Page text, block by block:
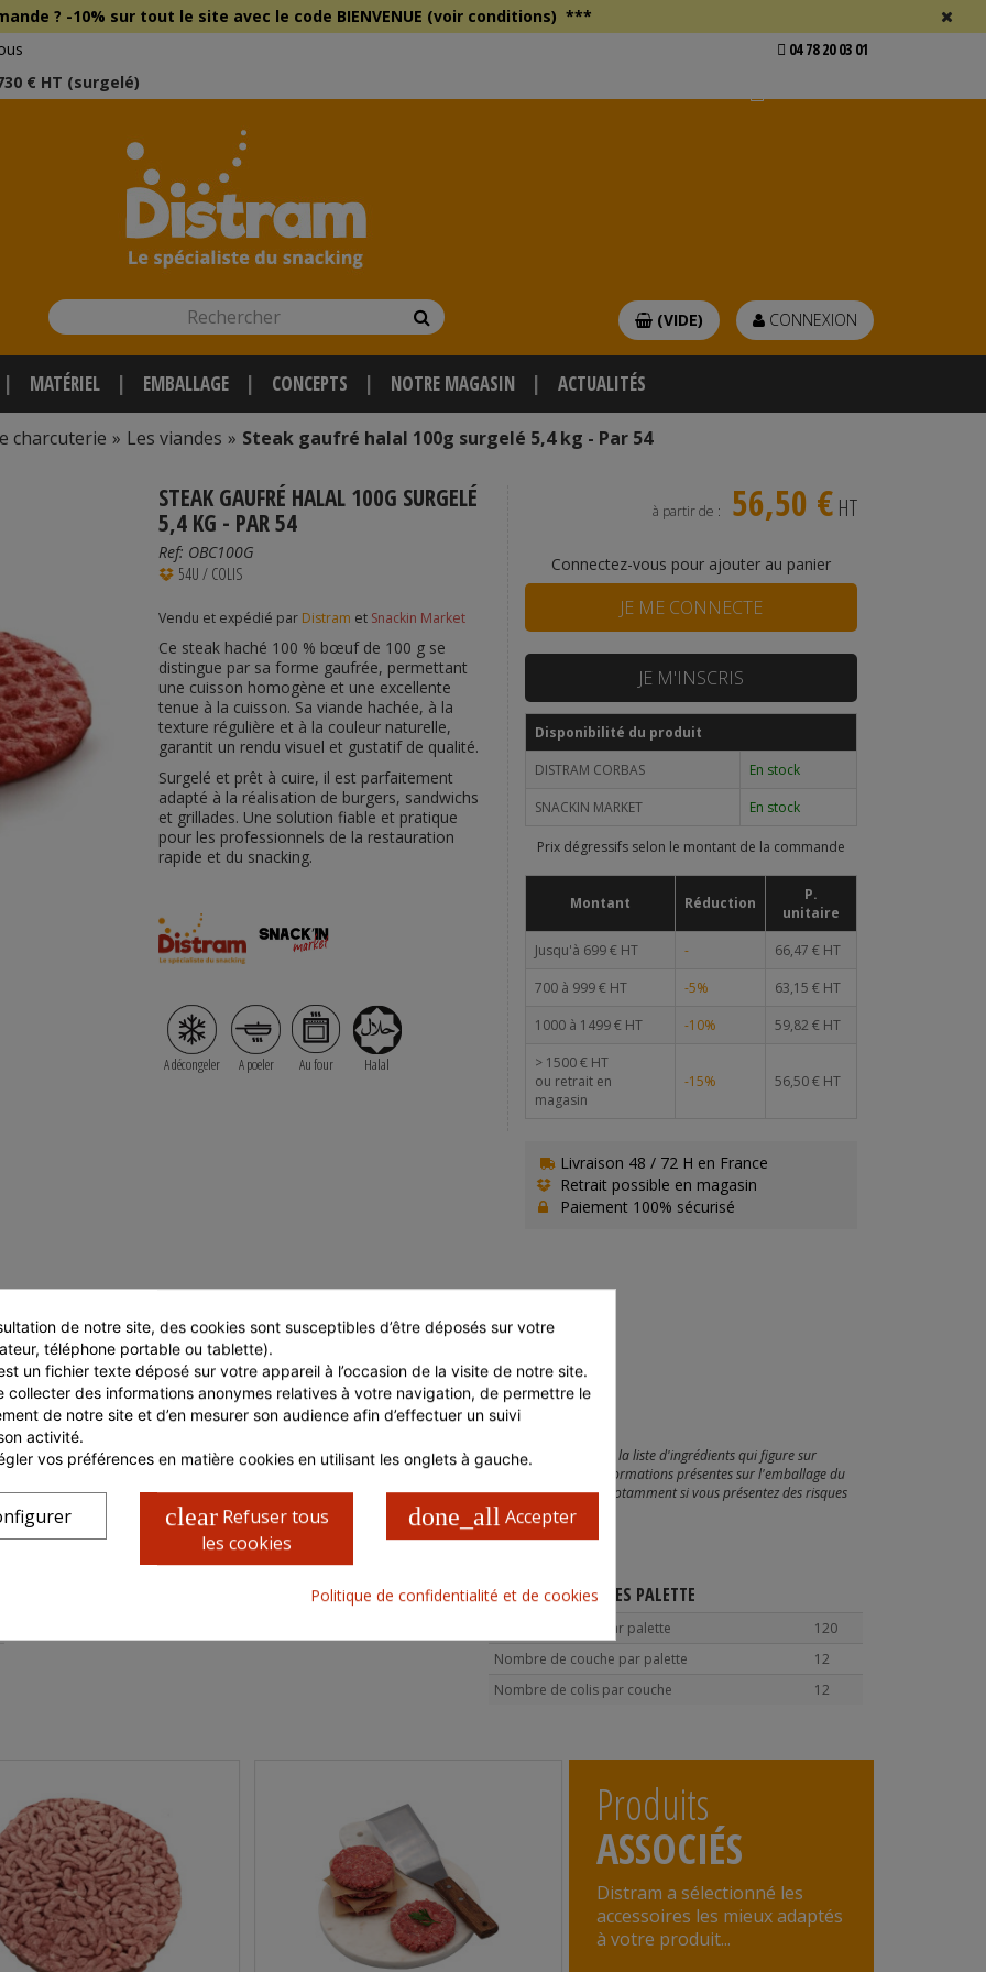
? -10% sur tout le site avec le code BIENVENUE (voir conditions) ***
€ HT (surgelé)
04 78 20 03 01
Rechercher Rechercher CONNEXION
(VIDE)
MATÉRIEL EMBALLAGE CONCEPTS NOTRE MAGASIN ACTUALITÉS
charcuterie » Les viandes » Steak gaufré halal 100g surgelé 5,4 kg - Par 54
STEAK GAUFRÉ HALAL 100G SURGELÉ
5,4 KG - PAR 54
Ref: OBC100G
54U / COLIS
Vendu et expédié par Distram et Snackin Market
Ce steak haché 100 % bœuf de 100 g se
distingue par sa forme gaufrée, permettant
une cuisson homogène et une excellente
tenue à la cuisson. Sa viande hachée, à la
texture régulière et à la couleur naturelle,
garantit un rendu visuel et gustatif de qualité.
Surgelé et prêt à cuire, il est parfaitement
adapté à la réalisation de burgers, sandwichs
et grillades. Une solution fiable et pratique
pour les professionnels de la restauration
rapide et du snacking.
A décongeler A poeler Au four Halal
à partir de : 56,50 € HT
Connectez-vous pour ajouter au panier
JE ME CONNECTE
JE M'INSCRIS
Disponibilité du produit
DISTRAM CORBAS
En stock
SNACKIN MARKET
En stock
Prix dégressifs selon le montant de la commande
Montant Réduction
P.
unitaire
Jusqu'à 699 € HT
-
66,47 € HT
700 à 999 € HT
-5%
63,15 € HT
1000 à 1499 € HT
-10%
59,82 € HT
> 1500 € HT
ou retrait en
magasin
-15% 56,50 € HT
Livraison 48 / 72 H en France
Retrait possible en magasin
Paiement 100% sécurisé
à une température
de fabrication.
COMPOSITION
100 % viande de boeuf
Garantie sans OGM
Cette composition est donnée à titre commerciale et seule la liste d'ingrédients qui figure sur
l'étiquette du produit fait foi. Prenez connaissance des informations présentes sur l'emballage du
produit, à la livraison et/ou avant toute consommation, notamment si vous présentez des risques
d'allergies.
CARACTÉRISTIQUES PALETTE
Nombre de colis par palette
120
Nombre de couche par palette
12
Nombre de colis par couche
12
Produits
ASSOCIÉS
Distram a sélectionné les
accessoires les mieux adaptés
à votre produit...
de notre site, des cookies sont susceptibles d’être déposés sur votre
téléphone portable ou tablette).
un fichier texte déposé sur votre appareil à l’occasion de la visite de notre site.
collecter des informations anonymes relatives à votre navigation, de permettre le
de notre site et d’en mesurer son audience afin d’effectuer un suivi
activité.
vos préférences en matière cookies en utilisant les onglets à gauche.
done_all Accepter
clear Refuser tous
les cookies
Politique de confidentialité et de cookies